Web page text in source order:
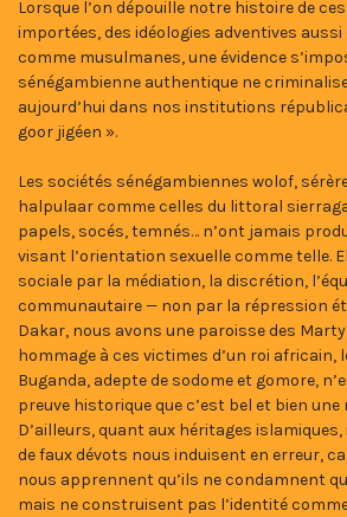
Lorsque l’on dépouille notre histoire de
importées, des idéologies adventives
comme musulmanes, une évidence
sénégambienne authentique ne
aujourd’hui dans nos institutions
goor jigéen ».
Les sociétés sénégambiennes wolof,
halpulaar comme celles du littoral
papels, socés, temnés… n’ont jamais
visant l’orientation sexuelle comme telle.
sociale par la médiation, la discrétion,
communautaire — non par la répression
Dakar, nous avons une paroisse des
hommage à ces victimes d’un roi africain,
Buganda, adepte de sodome et gomore,
preuve historique que c’est bel et bien
D’ailleurs, quant aux héritages
de faux dévots nous induisent en erreur,
nous apprennent qu’ils ne condamnent
mais ne construisent pas l’identité